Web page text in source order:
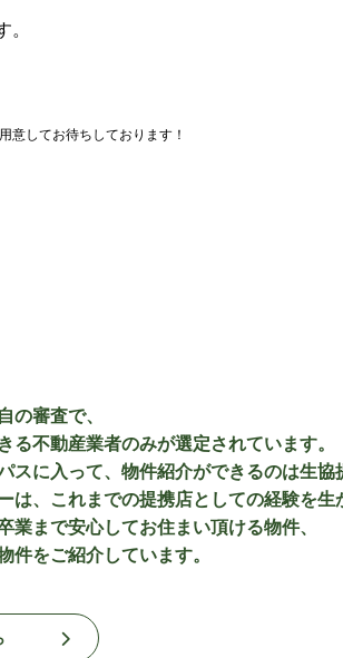
の審査で、
る不動産業者のみが選定されています。
スに入って、物件紹介ができるのは生
は、これまでの提携店としての経験を生
業まで安心してお住まい頂ける物件、
件をご紹介しています。